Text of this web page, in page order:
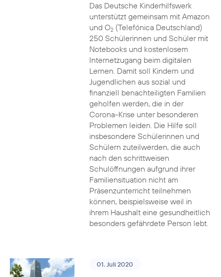
Das Deutsche Kinderhilfswerk
unterstützt gemeinsam mit Amazon
und O2(Telefónica Deutschland)
250 Schülerinnen und Schüler mit
Notebooks und kostenlosem
Internetzugang beim digitalen
Lernen. Damit soll Kindern und
Jugendlichen aus sozial und
finanziell benachteiligten Familien
geholfen werden, die in der
Corona-Krise unter besonderen
Problemen leiden. Die Hilfe soll
insbesondere Schülerinnen und
Schülern zuteilwerden, die auch
nach den schrittweisen
Schulöffnungen aufgrund ihrer
Familiensituation nicht am
Präsenzunterricht teilnehmen
können, beispielsweise weil in
ihrem Haushalt eine gesundheitlich
besonders gefährdete Person lebt.
01. Juli 2020